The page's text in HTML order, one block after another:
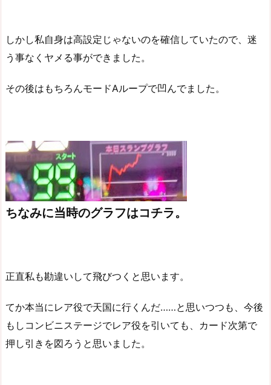
しかし私自身は高設定じゃないのを確信していたので、迷
う事なくヤメる事ができました。
その後はもちろんモードAループで凹んでました。
ちなみに当時のグラフはコチラ。
正直私も勘違いして飛びつくと思います。
てか本当にレア役で天国に行くんだ……と思いつつも、今後
もしコンビニステージでレア役を引いても、カード次第で
押し引きを図ろうと思いました。